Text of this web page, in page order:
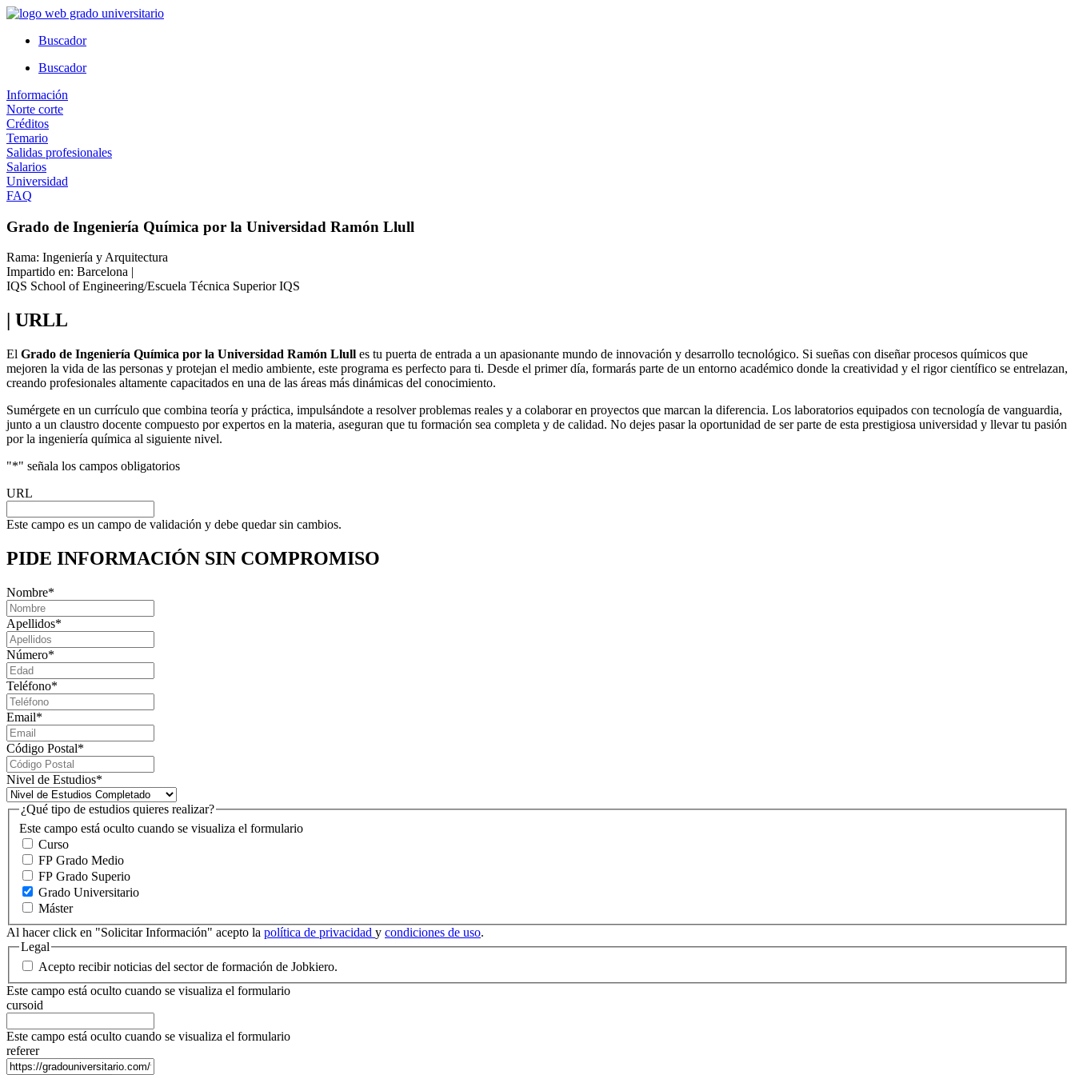
Ir
contenidoBuscador
Buscador
Información
Norte corte
Créditos
Temario
Salidas profesionales
Salarios
Universidad
FAQ
Grado de Ingeniería Química por la Universidad Ramón Llull
Rama: Ingeniería y Arquitectura
Impartido en: Barcelona |
IQS School of Engineering/Escuela Técnica Superior IQS
| URLL
El Grado de Ingeniería Química por la Universidad Ramón Llull es tu puerta de entrada a un apasionante mundo de innovación y desarrollo tecnológico. Si sueñas con diseñar procesos químicos que
mejoren la vida de las personas y protejan el medio ambiente, este programa es perfecto para ti. Desde el primer día, formarás parte de un entorno académico donde la creatividad y el rigor científico se entrelazan,
creando profesionales altamente capacitados en una de las áreas más dinámicas del conocimiento.
Sumérgete en un currículo que combina teoría y práctica, impulsándote a resolver problemas reales y a colaborar en proyectos que marcan la diferencia. Los laboratorios equipados con tecnología de vanguardia,
junto a un claustro docente compuesto por expertos en la materia, aseguran que tu formación sea completa y de calidad. No dejes pasar la oportunidad de ser parte de esta prestigiosa universidad y llevar tu pasión
por la ingeniería química al siguiente nivel.
"*" señala los campos obligatorios
URL
Este campo es un campo de validación y debe quedar sin cambios.
PIDE INFORMACIÓN SIN COMPROMISO
Nombre*
Apellidos*
Número*
Teléfono*
Email*
Código Postal*
Nivel de Estudios*
Este campo está oculto cuando se visualiza el formulario
¿Qué tipo de estudios quieres realizar?
Curso
FP Grado Medio
FP Grado Superio
Grado Universitario
Máster
Al hacer click en "Solicitar Información" acepto la política de privacidad y condiciones de uso.
Legal
Acepto recibir noticias del sector de formación de Jobkiero.
Este campo está oculto cuando se visualiza el formulario
cursoid
Este campo está oculto cuando se visualiza el formulario
referer